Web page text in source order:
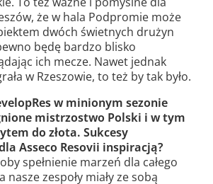
że w hala Podpromie może
dwóch świetnych drużyn
będę bardzo blisko
ich mecze. Nawet jednak
w Rzeszowie, to też by tak było.
w minionym sezonie
mistrzostwo Polski i w tym
do złota. Sukcesy
Asseco Resovii inspiracją?
spełnienie marzeń dla całego
nasze zespoły miały ze sobą